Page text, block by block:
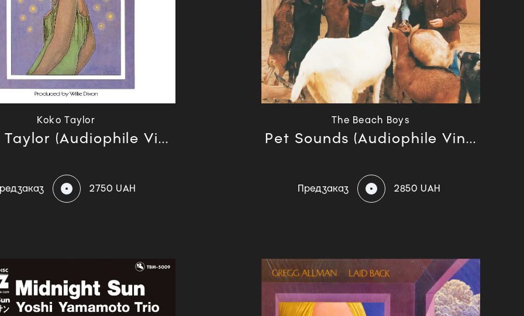
Koko Taylor
Taylor (Audiophile Vi...
2750 UAH
The Beach Boys
Pet Sounds (Audiophile Vin...
Предзаказ 2850 UAH